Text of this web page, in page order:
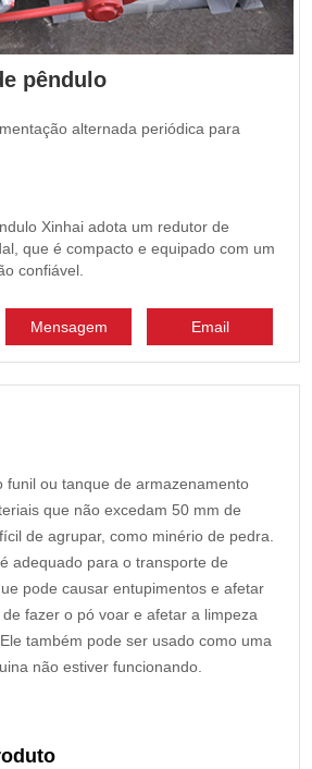
pêndulo
alternada periódica para
Xinhai adota um redutor de
que é compacto e equipado com um
confiável.
Mensagem Email
funil ou tanque de armazenamento
que não excedam 50 mm de
de agrupar, como minério de pedra.
adequado para o transporte de
pode causar entupimentos e afetar
fazer o pó voar e afetar a limpeza
também pode ser usado como uma
não estiver funcionando.